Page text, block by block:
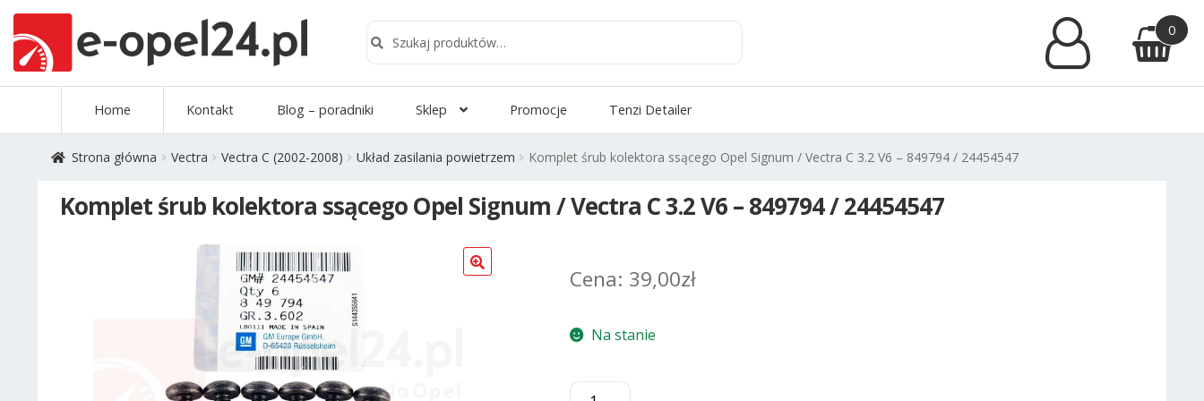
0
Home Kontakt Blog – poradniki Sklep Promocje Tenzi Detailer
Strona główna Vectra Vectra C (2002-2008) Układ zasilania powietrzem Komplet śrub kolektora ssącego Opel Signum / Vectra C 3.2 V6 – 849794 / 24454547
Komplet śrub kolektora ssącego Opel Signum / Vectra C 3.2 V6 – 849794 / 24454547
39,00zł
Na stanie
ilość